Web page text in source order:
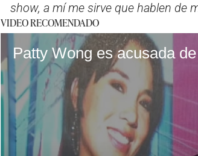
show, a mí me sirve que hablen de
VIDEO RECOMENDADO